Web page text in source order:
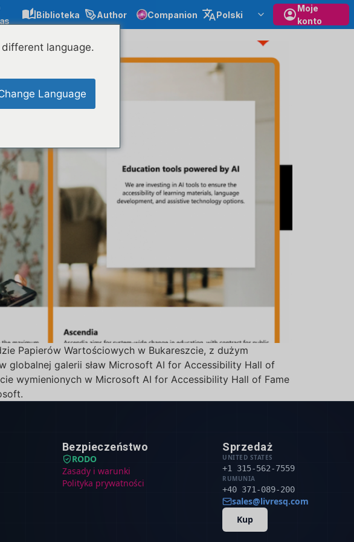
Biblioteka Author Companion Polski
Moje
konto
of Fame
Papierów Wartościowych w Bukareszcie, z dużym
globalnej galerii sław Microsoft AI for Accessibility Hall of
wymienionych w Microsoft AI for Accessibility Hall of Fame
Bezpieczeństwo
RODO
Zasady i warunki
Polityka prywatności
Sprzedaż
UNITED STATES
+1 315-562-7559
RUMUNIA
+40 371-089-200
sales@livresq.com
Kup
language.
Language